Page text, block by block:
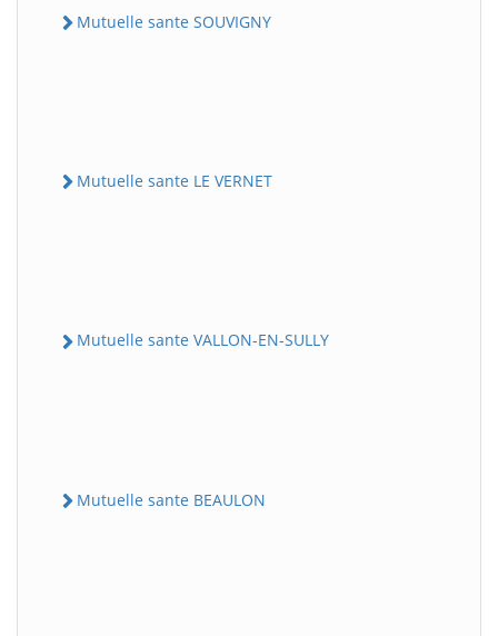
Mutuelle sante SOUVIGNY
Mutuelle sante LE VERNET
Mutuelle sante VALLON-EN-SULLY
Mutuelle sante BEAULON